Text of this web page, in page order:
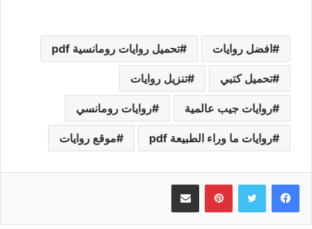
افضل روايات تحميل روايات رومانسية pdf
تحميل كتبي تنزيل روايات
روايات جيب عالمية روايات رومانسي
روايات ما وراء الطبيعة pdf موقع روايات
بينتيريست